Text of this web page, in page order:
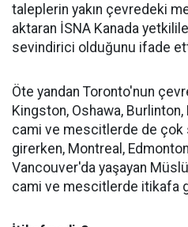
taleplerin yakın çevredeki
aktaran İSNA Kanada
sevindirici olduğunu ifade
Öte yandan Toronto'nun
Kingston, Oshawa,
cami ve mescitlerde de çok
girerken, Montreal,
Vancouver'da yaşayan
cami ve mescitlerde itikafa